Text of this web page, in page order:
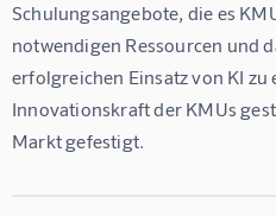
Schulungsangebote, die es
notwendigen Ressourcen und
erfolgreichen Einsatz von KI
Innovationskraft der KMUs
Markt gefestigt.